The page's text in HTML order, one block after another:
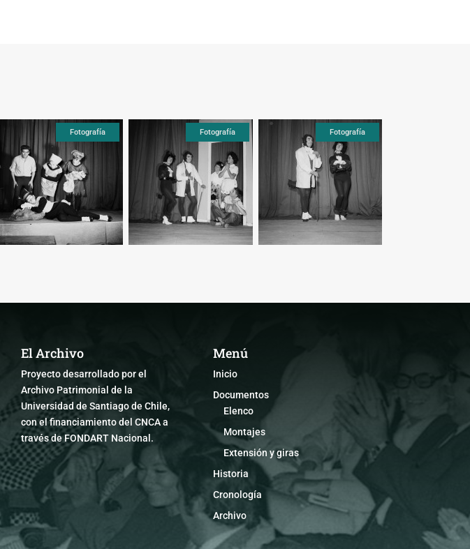
Fotografía
El Archivo
Proyecto desarrollado por el
Archivo Patrimonial de la
Universidad de Santiago de Chile,
con el financiamiento del CNCA a
través de FONDART Nacional.
Menú
Inicio
Documentos
Elenco
Montajes
Extensión y giras
Historia
Cronología
Archivo